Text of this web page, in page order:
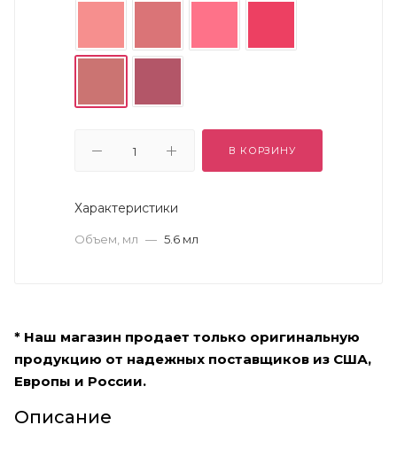
В КОРЗИНУ
Характеристики
Объем, мл — 5.6 мл
* Наш магазин продает только оригинальную
продукцию от надежных поставщиков из США,
Европы и России.
Описание